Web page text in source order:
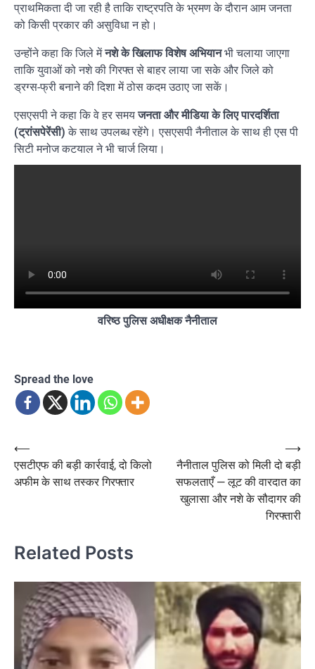
प्राथमिकता दी जा रही है ताकि राष्ट्रपति के भ्रमण के दौरान आम जनता
को किसी प्रकार की असुविधा न हो।
उन्होंने कहा कि जिले मेंनशे के खिलाफ विशेष अभियानभी चलाया जाएगा
ताकि युवाओं को नशे की गिरफ्त से बाहर लाया जा सके और जिले को
ड्रग्स-फ्री बनाने की दिशा में ठोस कदम उठाए जा सकें।
एसएसपी ने कहा कि वे हर समयजनता और मीडिया के लिए पारदर्शिता
(ट्रांसपेरेंसी) के साथ उपलब्ध रहेंगे। एसएसपी नैनीताल के साथ ही एस पी
सिटी मनोज कटयाल ने भी चार्ज लिया।
वरिष्ठ पुलिस अधीक्षक नैनीताल
Spread the love
Post
navigation
⟵
एसटीएफ की बड़ी कार्रवाई, दो किलो
अफीम के साथ तस्कर गिरफ्तार
नैनीताल पुलिस को मिली दो बड़ी
सफलताएँ — लूट की वारदात का
खुलासा और नशे के सौदागर की
गिरफ्तारी
⟶
Related Posts